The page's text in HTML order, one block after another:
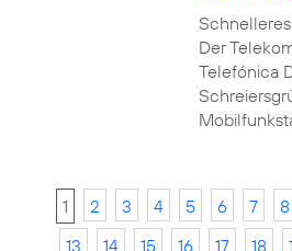
Der
Telefónica
1 2 3 4 5 6 7 8
13
14 15 16 17 18